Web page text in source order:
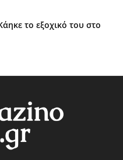
το εξοχικό του στο